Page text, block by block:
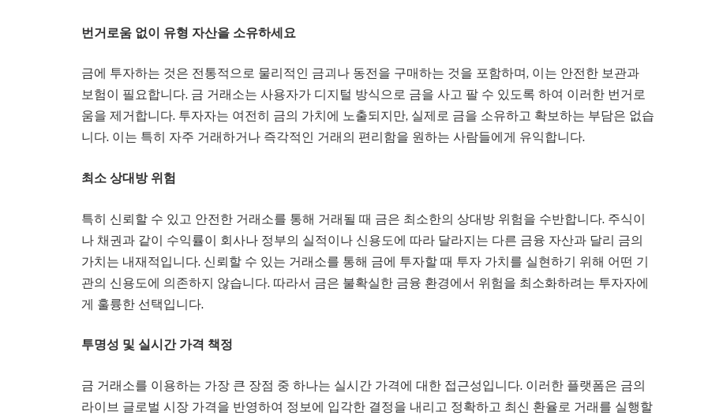
번거로움 없이 유형 자산을 소유하세요
금에 투자하는 것은 전통적으로 물리적인 금괴나 동전을 구매하는 것을 포함하며, 이는 안전한 보관과
보험이 필요합니다. 금 거래소는 사용자가 디지털 방식으로 금을 사고 팔 수 있도록 하여 이러한 번거로
움을 제거합니다. 투자자는 여전히 금의 가치에 노출되지만, 실제로 금을 소유하고 확보하는 부담은 없습
니다. 이는 특히 자주 거래하거나 즉각적인 거래의 편리함을 원하는 사람들에게 유익합니다.
최소 상대방 위험
특히 신뢰할 수 있고 안전한 거래소를 통해 거래될 때 금은 최소한의 상대방 위험을 수반합니다. 주식이
나 채권과 같이 수익률이 회사나 정부의 실적이나 신용도에 따라 달라지는 다른 금융 자산과 달리 금의
가치는 내재적입니다. 신뢰할 수 있는 거래소를 통해 금에 투자할 때 투자 가치를 실현하기 위해 어떤 기
관의 신용도에 의존하지 않습니다. 따라서 금은 불확실한 금융 환경에서 위험을 최소화하려는 투자자에
게 훌륭한 선택입니다.
투명성 및 실시간 가격 책정
금 거래소를 이용하는 가장 큰 장점 중 하나는 실시간 가격에 대한 접근성입니다. 이러한 플랫폼은 금의
라이브 글로벌 시장 가격을 반영하여 정보에 입각한 결정을 내리고 정확하고 최신 환율로 거래를 실행할